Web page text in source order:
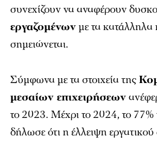
συνεχίζουν να αναφέρουν
εργαζομένωνμε τα κατάλληλα
σημειώνεται.
Σύμφωνα με τα στοιχεία της
μεσαίων επιχειρήσεων
το 2023. Μέχρι το 2024, το 77%
δήλωσε ότι η έλλειψη